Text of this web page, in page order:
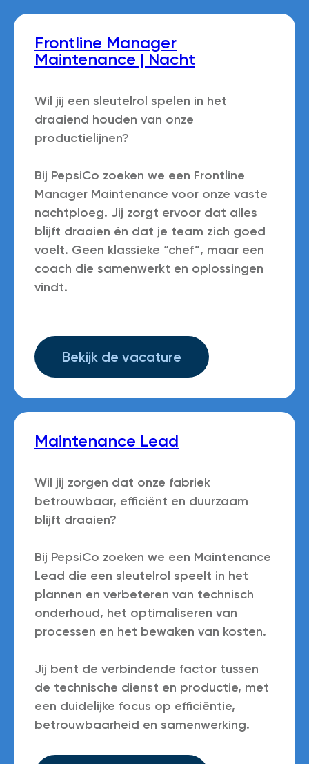
Frontline Manager
Maintenance | Nacht
Wil jij een sleutelrol spelen in het
draaiend houden van onze
productielijnen?
Bij PepsiCo zoeken we een Frontline
Manager Maintenance voor onze vaste
nachtploeg. Jij zorgt ervoor dat alles
blijft draaien én dat je team zich goed
voelt. Geen klassieke “chef”, maar een
coach die samenwerkt en oplossingen
vindt.
Bekijk de vacature
Maintenance Lead
Wil jij zorgen dat onze fabriek
betrouwbaar, efficiënt en duurzaam
blijft draaien?
Bij PepsiCo zoeken we een Maintenance
Lead die een sleutelrol speelt in het
plannen en verbeteren van technisch
onderhoud, het optimaliseren van
processen en het bewaken van kosten.
Jij bent de verbindende factor tussen
de technische dienst en productie, met
een duidelijke focus op efficiëntie,
betrouwbaarheid en samenwerking.